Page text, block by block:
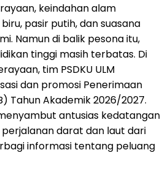
keindahan alam
pasir putih, dan suasana
Namun di balik pesona itu,
tinggi masih terbatas. Di
tim PSDKU ULM
dan promosi Penerimaan
Tahun Akademik 2026/2027.
antusias kedatangan
darat dan laut dari
informasi tentang peluang